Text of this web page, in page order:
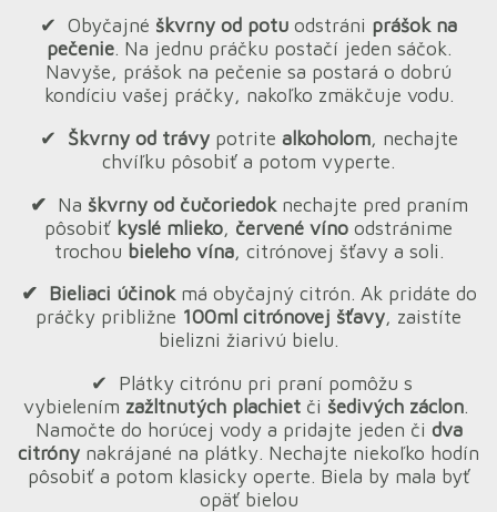
✔︎ Obyčajné škvrny od potu odstráni prášok na
pečenie. Na jednu práčku postačí jeden sáčok.
Navyše, prášok na pečenie sa postará o dobrú
kondíciu vašej práčky, nakoľko zmäkčuje vodu.
✔︎ Škvrny od trávypotrite alkoholom, nechajte
chvíľku pôsobiť a potom vyperte.
✔︎ Na škvrny od čučoriedok nechajte pred praním
pôsobiť kyslé mlieko, červené víno odstránime
trochou bieleho vína, citrónovej šťavy a soli.
✔︎ Bieliaci účinokmá obyčajný citrón. Ak pridáte do
práčky približne 100ml citrónovej šťavy, zaistíte
bielizni žiarivú bielu.
✔︎ Plátky citrónu pri praní pomôžu s
vybielením zažltnutých plachiet či šedivých záclon.
Namočte do horúcej vody a pridajte jeden či dva
citróny nakrájané na plátky. Nechajte niekoľko hodín
pôsobiť a potom klasicky operte. Biela by mala byť
opäť bielou